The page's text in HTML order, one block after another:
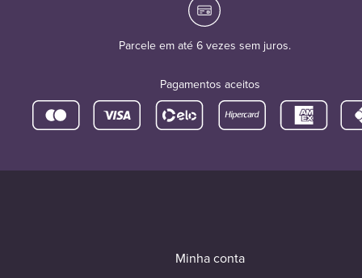
Parcele em até 6 vezes sem juros.
Pagamentos aceitos
Minha conta